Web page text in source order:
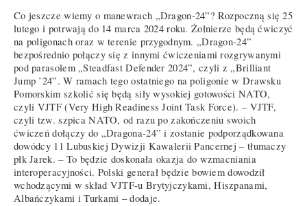
Co jeszcze wiemy o manewrach „Dragon-24”? Rozpoczną się 25
lutego i potrwają do 14 marca 2024 roku. Żołnierze będą ćwiczyć
na poligonach oraz w terenie przygodnym. „Dragon-24”
bezpośrednio połączy się z innymi ćwiczeniami rozgrywanymi
pod parasolem „Steadfast Defender 2024”, czyli z „Brilliant
Jump ’24”. W ramach tego ostatniego na poligonie w Drawsku
Pomorskim szkolić się będą siły wysokiej gotowości NATO,
czyli VJTF (Very High Readiness Joint Task Force). – VJTF,
czyli tzw. szpica NATO, od razu po zakończeniu swoich
ćwiczeń dołączy do „Dragona-24” i zostanie podporządkowana
dowódcy 11 Lubuskiej Dywizji Kawalerii Pancernej – tłumaczy
płk Jarek. – To będzie doskonała okazja do wzmacniania
interoperacyjności. Polski generał będzie bowiem dowodził
wchodzącymi w skład VJTF-u Brytyjczykami, Hiszpanami,
Albańczykami i Turkami – dodaje.